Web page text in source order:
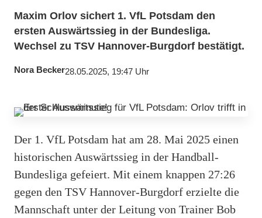
Maxim Orlov sichert 1. VfL Potsdam den
ersten Auswärtssieg in der Bundesliga.
Wechsel zu TSV Hannover-Burgdorf bestätigt.
Nora Becker28.05.2025, 19:47 Uhr
Der 1. VfL Potsdam hat am 28. Mai 2025 einen
historischen Auswärtssieg in der Handball-
Bundesliga gefeiert. Mit einem knappen 27:26
gegen den TSV Hannover-Burgdorf erzielte die
Mannschaft unter der Leitung von Trainer Bob